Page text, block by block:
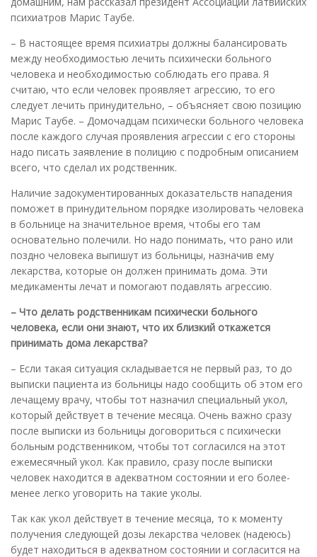
психиатров Марис Таубе.
– В настоящее время психиатры должны балансировать
между необходимостью лечить психически больного
человека и необходимостью соблюдать его права. Я
считаю, что если человек проявляет агрессию, то его
следует лечить принудительно, – объясняет свою позицию
Марис Таубе. – Домочадцам психически больного человека
после каждого случая проявления агрессии с его стороны
надо писать заявление в полицию с подробным описанием
всего, что сделал их родственник.
Наличие задокументированных доказательств нападения
поможет в принудительном порядке изолировать человека
в больнице на значительное время, чтобы его там
основательно полечили. Но надо понимать, что рано или
поздно человека выпишут из больницы, назначив ему
лекарства, которые он должен принимать дома. Эти
медикаменты лечат и помогают подавлять агрессию.
– Что делать родственникам психически больного
человека, если они знают, что их близкий откажется
принимать дома лекарства?
– Если такая ситуация складывается не первый раз, то до
выписки пациента из больницы надо сообщить об этом его
лечащему врачу, чтобы тот назначил специальный укол,
который действует в течение месяца. Очень важно сразу
после выписки из больницы договориться с психически
больным родственником, чтобы тот согласился на этот
ежемесячный укол. Как правило, сразу после выписки
человек находится в адекватном состоянии и его более-
менее легко уговорить на такие уколы.
Так как укол действует в течение месяца, то к моменту
получения следующей дозы лекарства человек (надеюсь)
будет находиться в адекватном состоянии и согласится на